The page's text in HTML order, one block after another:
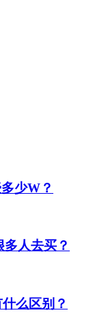
少W？
人去买？
么区别？